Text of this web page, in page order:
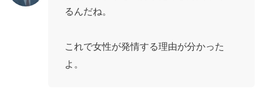
るんだね。
これで女性が発情する理由が分かった
よ。